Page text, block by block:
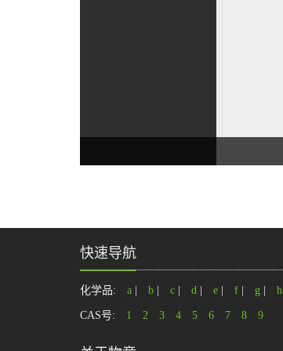
快速导航
化学品: a b c d e f g h
CAS号: 1 2 3 4 5 6 7 8 9